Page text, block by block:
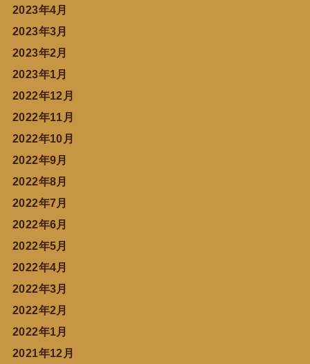
2023年4月
2023年3月
2023年2月
2023年1月
2022年12月
2022年11月
2022年10月
2022年9月
2022年8月
2022年7月
2022年6月
2022年5月
2022年4月
2022年3月
2022年2月
2022年1月
2021年12月